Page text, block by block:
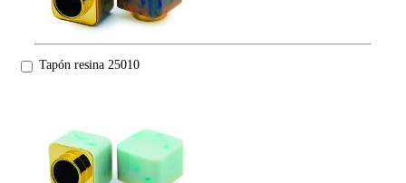
Tapón resina 25010